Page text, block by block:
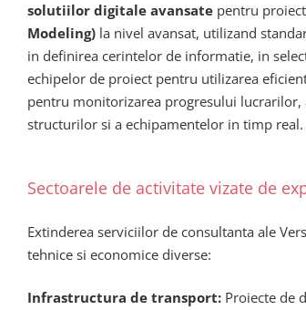
solutiilor digitale avansate pentru
Modeling) la nivel avansat, utilizand
in definirea cerintelor de informatie, in
echipelor de proiect pentru utilizarea
pentru monitorizarea progresului
structurilor si a echipamentelor in timp real.
Sectoarele de activitate vizate de
Extinderea serviciilor de consultanta ale
tehnice si economice diverse:
Infrastructura de transport: Proiecte de